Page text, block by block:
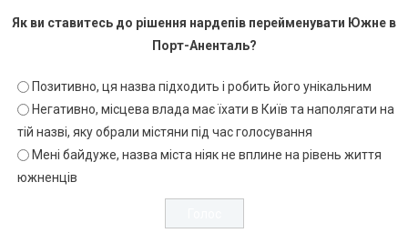
Як ви ставитесь до рішення нардепів перейменувати Южне в
Порт-Аненталь?
Позитивно, ця назва підходить і робить його унікальним
Негативно, місцева влада має їхати в Київ та наполягати на
тій назві, яку обрали містяни під час голосування
Мені байдуже, назва міста ніяк не вплине на рівень життя
южненців